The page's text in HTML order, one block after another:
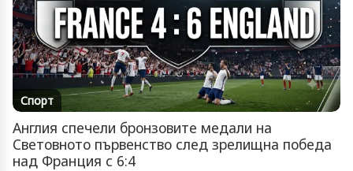
Спорт
Англия спечели бронзовите медали на
Световното първенство след зрелищна победа
над Франция с 6:4